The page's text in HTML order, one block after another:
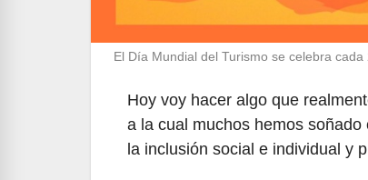
El Día Mundial del Turismo se celebra
Hoy voy hacer algo que
a la cual muchos hemos
la inclusión social e individual y